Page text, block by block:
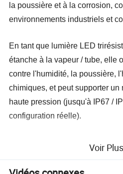
la poussière et à la corrosion,
environnements industriels et
En tant que lumière LED
étanche à la vapeur / tube, elle
contre l'humidité, la poussière,
chimiques, et peut supporter un
haute pression (jusqu'à IP67 /
configuration réelle).
Doté d'un boîtier robuste et d'un
et économe en énergie pour les
Voir Plus